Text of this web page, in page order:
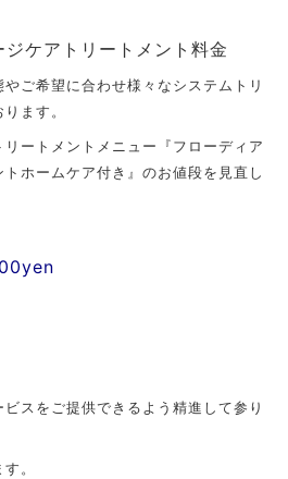
ケアトリートメント料金
ご希望に合わせ様々なシステムトリ
ます。
ートメントメニュー『フローディア
ホームケア付き』のお値段を見直し
スをご提供できるよう精進して参り
。